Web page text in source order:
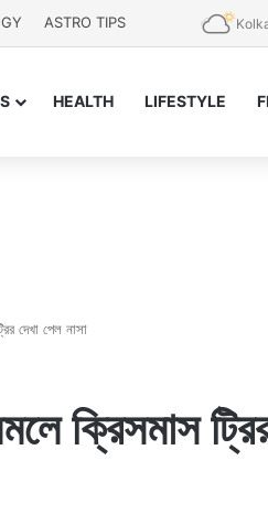
ASTRO TIPS
HEALTH LIFESTYLE
দেখা পেল নাসা
ক্রিসমাস